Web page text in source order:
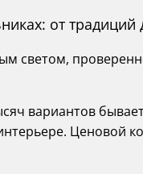
от традиций
светом,
вариантов
Ценовой